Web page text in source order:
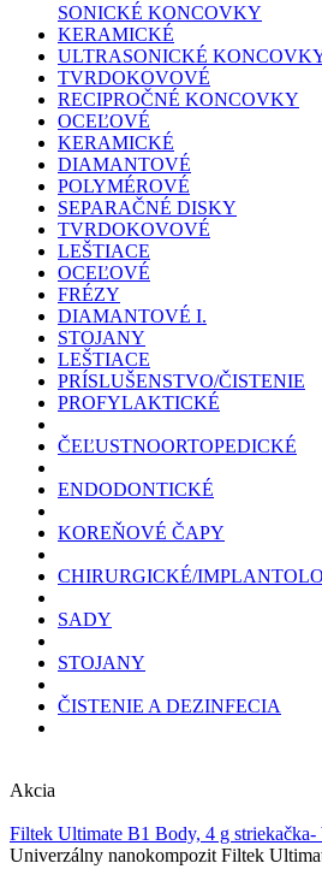
SONICKÉ KONCOVKY
KERAMICKÉ
ULTRASONICKÉ
TVRDOKOVOVÉ
RECIPROČNÉ KONCOVKY
OCEĽOVÉ
KERAMICKÉ
DIAMANTOVÉ
POLYMÉROVÉ
SEPARAČNÉ DISKY
TVRDOKOVOVÉ
LEŠTIACE
OCEĽOVÉ
FRÉZY
DIAMANTOVÉ I.
STOJANY
LEŠTIACE
PRÍSLUŠENSTVO/ČISTENIE
PROFYLAKTICKÉ
ČEĽUSTNOORTOPEDICKÉ
ENDODONTICKÉ
KOREŇOVÉ ČAPY
CHIRURGICKÉ/
SADY
STOJANY
ČISTENIE A DEZINFECIA
Akcia
Filtek Ultimate B1 Body, 4 g
Univerzálny nanokompozit Filtek